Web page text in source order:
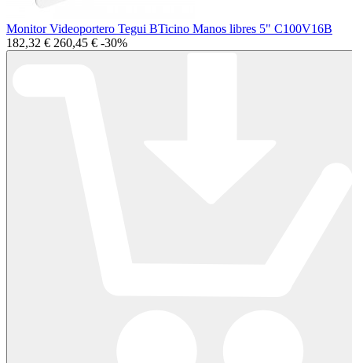
Monitor Videoportero Tegui BTicino Manos libres 5" C100V16B
182,32 € 260,45 € -30%